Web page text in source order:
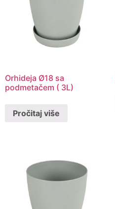
Orhideja Ø18 sa
podmetačem ( 3L)
Pročitaj više